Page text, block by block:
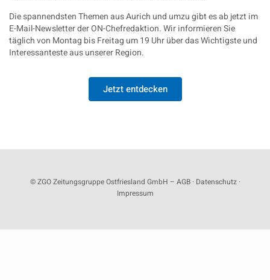
Die spannendsten Themen aus Aurich und umzu gibt es ab jetzt im
E-Mail-Newsletter der ON-Chefredaktion. Wir informieren Sie
täglich von Montag bis Freitag um 19 Uhr über das Wichtigste und
Interessanteste aus unserer Region.
Jetzt entdecken
© ZGO Zeitungsgruppe Ostfriesland GmbH – AGB· Datenschutz·
Impressum